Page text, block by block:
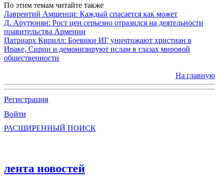
По этим темам читайте также
Лаврентий Амшенци: Каждый спасается как может
Д. Арутюнян: Рост цен серьезно отразился на деятельности
правительства Армении
Патриарх Кирилл: Боевики ИГ уничтожают христиан в
Ираке, Сирии и демонизируют ислам в глазах мировой
общественности
На главную
Регистрация
Войти
РАСШИРЕННЫЙ ПОИСК
лента новостей